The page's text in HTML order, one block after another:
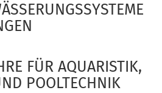
FÜR AQUARISTIK,
POOLTECHNIK